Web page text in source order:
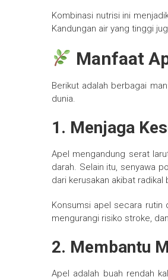
Kombinasi nutrisi ini
Kandungan air yang tinggi
Manfaat
Berikut adalah berbagai
dunia.
1. Menjaga
Apel mengandung serat
darah. Selain itu, senyawa
dari kerusakan akibat radikal
Konsumsi apel secara rutin
mengurangi risiko stroke,
2. Membantu
Apel adalah buah rendah